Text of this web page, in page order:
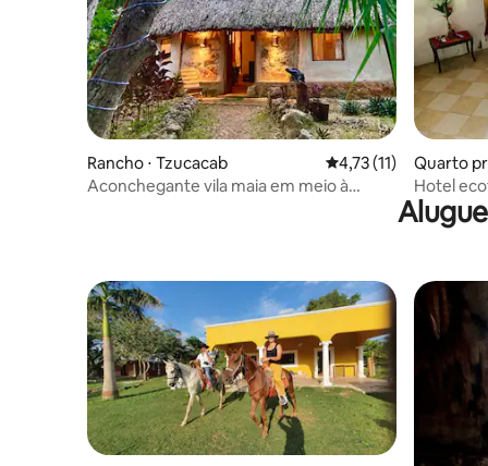
Rancho ⋅ Tzucacab 4,73 de uma avaliação
4,73 (11)
Aconchegante vila maia em meio à
Quarto
Hotel
"La